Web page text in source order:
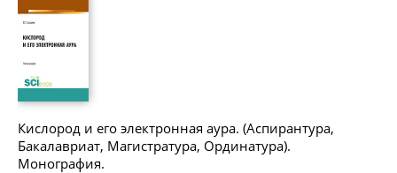
Кислород и его электронная аура. (Аспирантура,
Бакалавриат, Магистратура, Ординатура).
Монография.